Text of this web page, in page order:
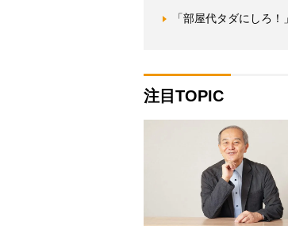
「部屋代タダにしろ
注目TOPIC